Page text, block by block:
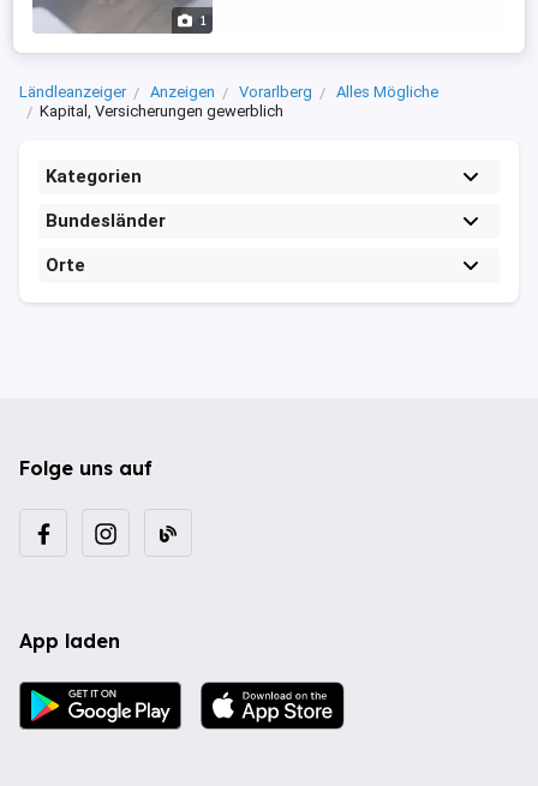
1
Ländleanzeiger Anzeigen Vorarlberg
Alles Mögliche
Kapital, Versicherungen gewerblich
Kategorien
Bundesländer
Orte
Folge uns auf
App laden